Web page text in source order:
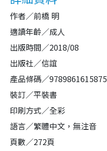
作者／前橋 明
適讀年齡／成人
出版時間／2018/08
出版社／信誼
產品條碼／9789861615875
裝訂／平裝書
印刷方式／全彩
語言／繁體中文，無注音
頁數／272頁